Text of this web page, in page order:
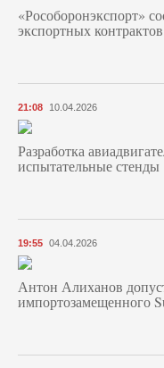
«Рособоронэкспорт»
экспортных
21:08 10.04.2026
Разработка
испытательные стенды
19:55 04.04.2026
Антон Алиханов
импортозамещенного